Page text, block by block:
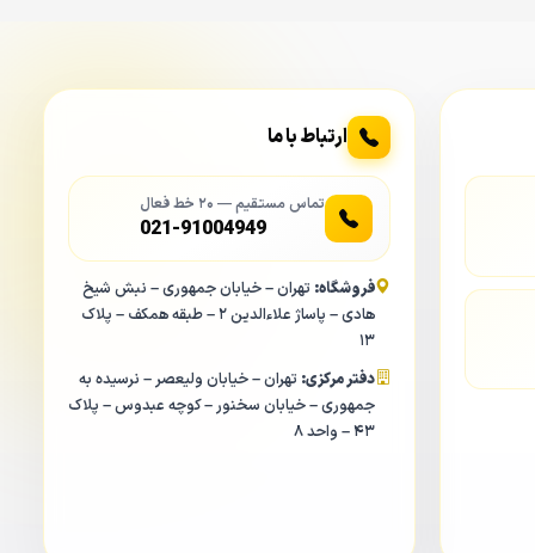
ارتباط با ما
تماس مستقیم — ۲۰ خط فعال
021-91004949
فروشگاه: تهران – خیابان جمهوری – نبش شیخ
هادی – پاساژ علاءالدین ۲ – طبقه همکف – پلاک
۱۳
دفتر مرکزی: تهران – خیابان ولیعصر – نرسیده به
جمهوری – خیابان سخنور – کوچه عبدوس – پلاک
۴۳ – واحد ۸